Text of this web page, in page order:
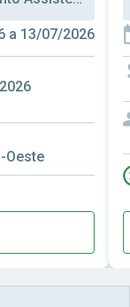
a 13/07/2026
Oeste